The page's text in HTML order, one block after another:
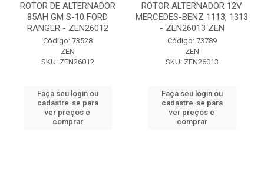
ROTOR DE ALTERNADOR
85AH GM S-10 FORD
RANGER - ZEN26012
Código: 73528
ZEN
SKU: ZEN26012
Faça seu login ou
cadastre-se para
ver preços e
comprar
ROTOR ALTERNADOR 12V
MERCEDES-BENZ 1113, 1313
- ZEN26013 ZEN
Código: 73789
ZEN
SKU: ZEN26013
Faça seu login ou
cadastre-se para
ver preços e
comprar